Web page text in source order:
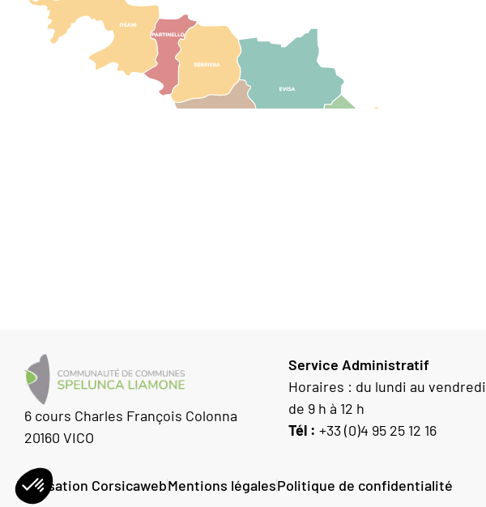
6 cours Charles François Colonna
20160 VICO
Service Administratif
Horaires : du lundi au vendredi
de 9 h à 12 h
Tél : +33 (0)4 95 25 12 16
Réalisation CorsicawebMentions légalesPolitique de confidentialité